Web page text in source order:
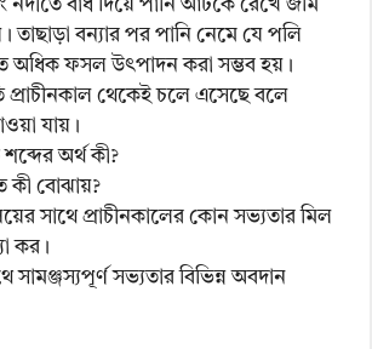
নদীতে বাঁধ দিয়ে পানি আটকে রেখে জমি
তাছাড়া বন্যার পর পানি নেমে যে পলি
অধিক ফসল উৎপাদন করা সম্ভব হয়।
প্রাচীনকাল থেকেই চলে এসেছে বলে
যায়।
অর্থ কী?
কী বোঝায়?
সাথে প্রাচীনকালের কোন সভ্যতার মিল
কর।
সামঞ্জস্যপূর্ণ সভ্যতার বিভিন্ন অবদান